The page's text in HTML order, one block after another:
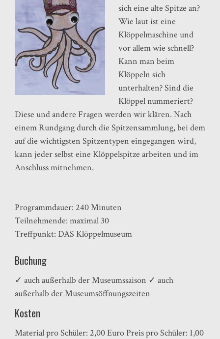
sich eine alte Spitze an?
Wie laut ist eine
Klöppelmaschine und
vor allem wie schnell?
Kann man beim
Klöppeln sich
unterhalten? Sind die
Klöppel nummeriert?
Diese und andere Fragen werden wir klären. Nach
einem Rundgang durch die Spitzensammlung, bei dem
auf die wichtigsten Spitzentypen eingegangen wird,
kann jeder selbst eine Klöppelspitze arbeiten und im
Anschluss mitnehmen.
Programmdauer: 240 Minuten
Teilnehmende: maximal 30
Treffpunkt: DAS Klöppelmuseum
Buchung
✓ auch außerhalb der Museumssaison ✓ auch
außerhalb der Museumsöffnungszeiten
Kosten
Material pro Schüler: 2,00 Euro Preis pro Schüler: 1,00